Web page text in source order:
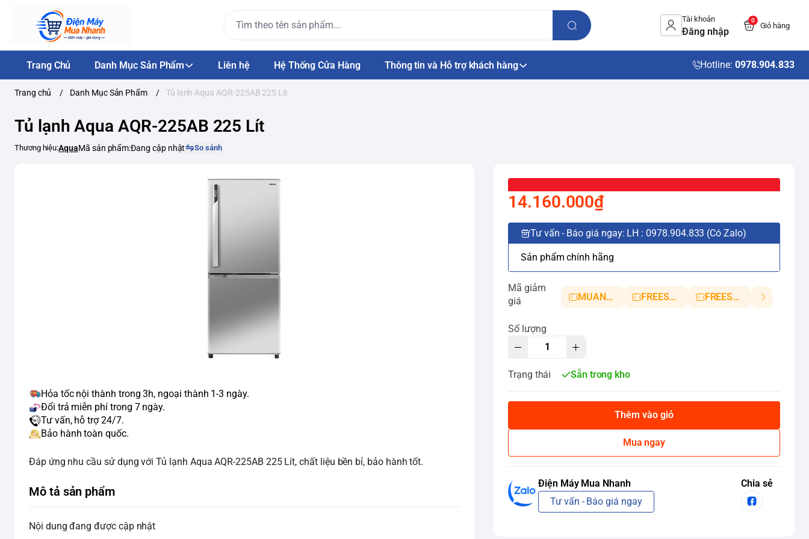
Tài khoản
Đăng nhập
0
Giỏ hàng
Trang Chủ Danh Mục Sản Phẩm Liên hệ Hệ Thống Cửa Hàng Thông tin và Hỗ trợ khách hàng Hotline: 0978.904.833
Trang chủ / Danh Mục Sản Phẩm / Tủ lạnh Aqua AQR-225AB 225 Lít
Tủ lạnh Aqua AQR-225AB 225 Lít
Thương hiệu:AquaMã sản phẩm:Đang cập nhật So sánh
14.160.000₫
Tư vấn - Báo giá ngay: LH : 0978.904.833 (Có Zalo)
Sản phẩm chính hãng
Mã giảm
giá
MUANHANH01 FREESHIP5 FREESHIP10
Số lượng
Trạng thái Sẵn trong kho
Thêm vào giỏ
Mua ngay
Điện Máy Mua Nhanh
Tư vấn - Báo giá ngay
Chia sẻ
Hỏa tốc nội thành trong 3h, ngoại thành 1-3 ngày.
Đổi trả miễn phí trong 7 ngày.
Tư vấn, hỗ trợ 24/7.
Bảo hành toàn quốc.
Đáp ứng nhu cầu sử dụng với Tủ lạnh Aqua AQR-225AB 225 Lít, chất liệu bền bỉ, bảo hành tốt.
Mô tả sản phẩm
Nội dung đang được cập nhật